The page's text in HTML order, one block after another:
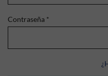
Contraseña *